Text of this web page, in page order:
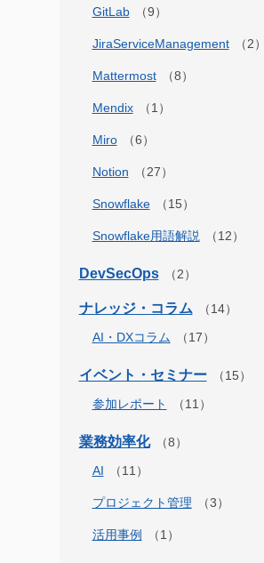
GitLab
JiraServiceManagement
Mattermost
Mendix
Miro
Notion
Snowflake
Snowflake用語解説
DevSecOps
ナレッジ・コラム
AI・DXコラム
イベント・セミナー
参加レポート
業務効率化
AI
プロジェクト管理
活用事例